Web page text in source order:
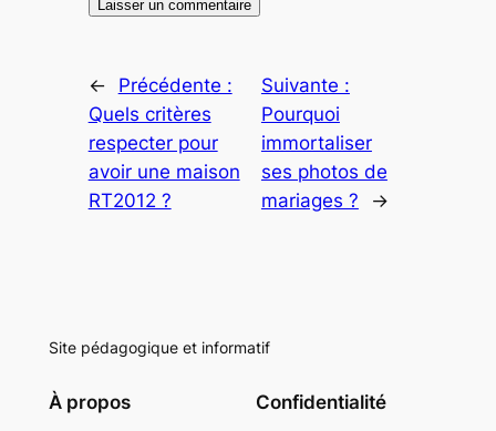
←
Précédente :
Quels critères
respecter pour
avoir une maison
RT2012 ?
Suivante :
Pourquoi
immortaliser
ses photos de
mariages ?
→
Site pédagogique et informatif
À propos Confidentialité